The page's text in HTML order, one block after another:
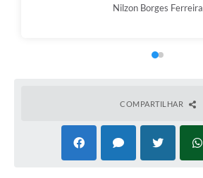
Nilzon Borges Ferreira
COMPARTILHAR